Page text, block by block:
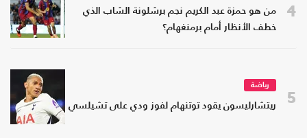
4
من هو حمزة عبد الكريم نجم برشلونة الشاب الذي
خطف الأنظار أمام برمنغهام؟
5
رياضة
ريتشارليسون يقود توتنهام لفوز ودي على تشيلسي